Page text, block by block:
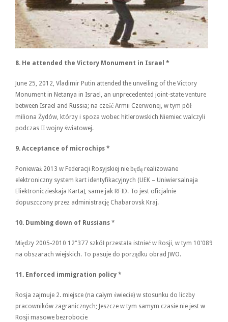
8. He attended the Victory Monument in Israel *
June 25, 2012, Vladimir Putin attended the unveiling of the Victory
Monument in Netanya in Israel, an unprecedented joint-state venture
between Israel and Russia; na cześć Armii Czerwonej, w tym pół
miliona Żydów, którzy i spoza wobec hitlerowskich Niemiec walczyli
podczas II wojny światowej.
9. Acceptance of microchips *
Ponieważ 2013 w Federacji Rosyjskiej nie będą realizowane
elektroniczny system kart identyfikacyjnych (UEK – Uniwiersalnaja
Eliektroniczieskaja Karta), same jak RFID. To jest oficjalnie
dopuszczony przez administrację Chabarovsk Kraj.
10. Dumbing down of Russians *
Między 2005-2010 12"377 szkół przestała istnieć w Rosji, w tym 10'089
na obszarach wiejskich. To pasuje do porządku obrad JWO.
11. Enforced immigration policy *
Rosja zajmuje 2. miejsce (na całym świecie) w stosunku do liczby
pracowników zagranicznych; Jeszcze w tym samym czasie nie jest w
Rosji masowe bezrobocie